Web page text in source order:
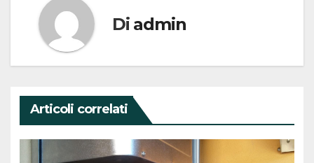
Di admin
Articoli correlati